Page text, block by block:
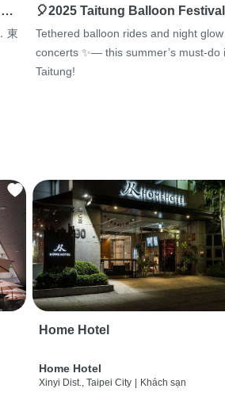
…
東
🎈2025 Taitung Balloon
Tethered balloon rides and night glow
concerts ✨— this summer’s must-do
Taitung!
Home Hotel
Home Hotel
Xinyi Dist., Taipei City Khách sạn